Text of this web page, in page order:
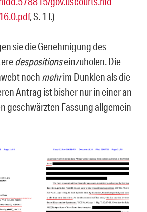
, S. 1 f.)
sie die Genehmigung des
despositionseinzuholen. Die
noch mehrim Dunklen als die
Antrag ist bisher nur in einer an
geschwärzten Fassung allgemein